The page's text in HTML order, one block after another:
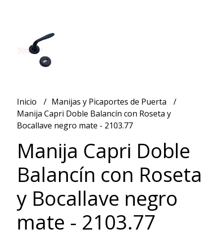
Inicio
Manijas y Picaportes de Puerta
Manija Capri Doble Balancín con Roseta y
Bocallave negro mate - 2103.77
Manija Capri Doble
Balancín con Roseta
y Bocallave negro
mate - 2103.77